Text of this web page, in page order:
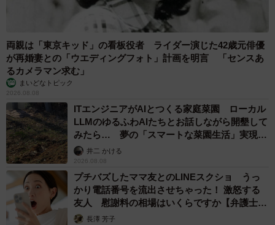
両親は「東京キッド」の看板役者 ライダー演じた42歳元俳優
が再婚妻との「ウエディングフォト」計画を明言 「センスあ
るカメラマン求む」
まいどなトピック
2026.08.08
ITエンジニアがAIとつくる家庭菜園 ローカル
LLMのゆるふわAIたちとお話しながら開墾して
みたら… 夢の「スマートな菜園生活」実現な
るか井二 かける
2026.08.08
プチバズしたママ友とのLINEスクショ うっ
かり電話番号を流出させちゃった！ 激怒する
友人 慰謝料の相場はいくらですか【弁護士が
解説】長澤 芳子